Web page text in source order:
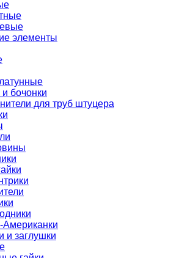
элементы
бочонки
для труб штуцера
и заглушки